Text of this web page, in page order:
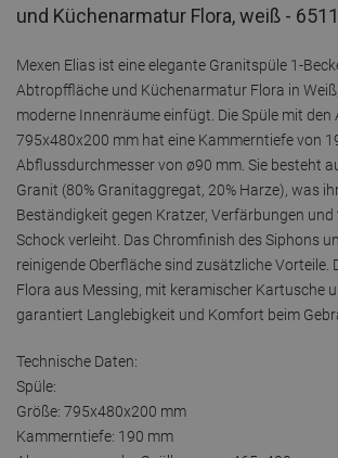
und Küchenarmatur Flora, weiß -
Mexen Elias ist eine elegante Granitspüle 1-
Abtropffläche und Küchenarmatur Flora in
moderne Innenräume einfügt. Die Spüle mit den
795x480x200 mm hat eine Kammerntiefe von
Abflussdurchmesser von ø90 mm. Sie besteht
Granit (80% Granitaggregat, 20% Harze), was
Beständigkeit gegen Kratzer, Verfärbungen
Schock verleiht. Das Chromfinish des Siphons
reinigende Oberfläche sind zusätzliche Vorteile.
Flora aus Messing, mit keramischer Kartusche
garantiert Langlebigkeit und Komfort beim
Technische Daten:
Spüle:
Größe: 795x480x200 mm
Kammerntiefe: 190 mm